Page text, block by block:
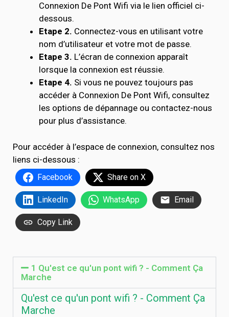
Connexion De Pont Wifi via le lien officiel ci-
dessous.
Etape 2. Connectez-vous en utilisant votre
nom d’utilisateur et votre mot de passe.
Etape 3. L’écran de connexion apparaît
lorsque la connexion est réussie.
Etape 4. Si vous ne pouvez toujours pas
accéder à Connexion De Pont Wifi, consultez
les options de dépannage ou contactez-nous
pour plus d’assistance.
Pour accéder à l’espace de connexion, consultez nos
liens ci-dessous :
Facebook Share on X
LinkedIn WhatsApp Email
Copy Link
1 Qu'est ce qu'un pont wifi ? - Comment Ça
Marche
Qu'est ce qu'un pont wifi ? - Comment Ça
Marche